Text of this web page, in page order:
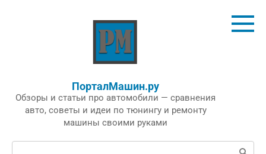
ПорталМашин.ру
Обзоры и статьи про автомобили — сравнения
авто, советы и идеи по тюнингу и ремонту
машины своими руками
Поиск: